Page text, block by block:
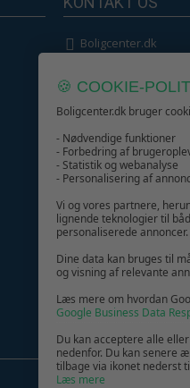
Boligcenter.dk
GIV GLÆDE MED
🍪 COOKIE-
Boligcenter.dk bruger
- Nødvendige funktioner
- Forbedring af
- Statistik og webanalyse
- Personalisering af
Vi og vores partnere,
lignende teknologier til
personaliserede annoncer.
Dine data kan bruges til
og visning af relevante
Læs mere om hvordan
Google Business Data
Du kan acceptere alle
nedenfor. Du kan senere
tilbage via ikonet nederst
Læs mere